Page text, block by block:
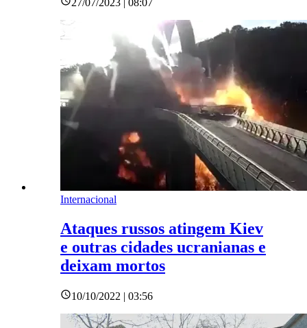
27/07/2023 | 08:07
Internacional
Ataques russos atingem Kiev
e outras cidades ucranianas e
deixam mortos
10/10/2022 | 03:56